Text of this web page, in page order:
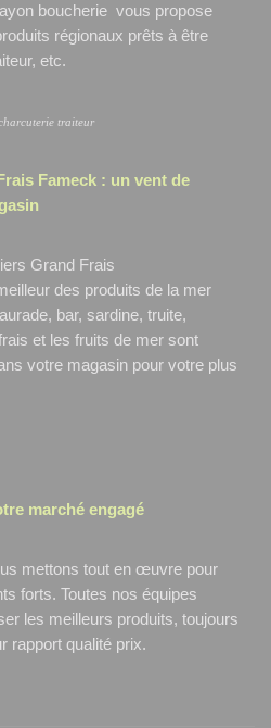
boucherie vous propose
régionaux prêts à être
etc.
traiteur
Fameck : un vent de
Grand Frais
des produits de la mer
bar, sardine, truite,
et les fruits de mer sont
votre magasin pour votre plus
marché engagé
mettons tout en œuvre pour
forts. Toutes nos équipes
les meilleurs produits, toujours
rapport qualité prix.